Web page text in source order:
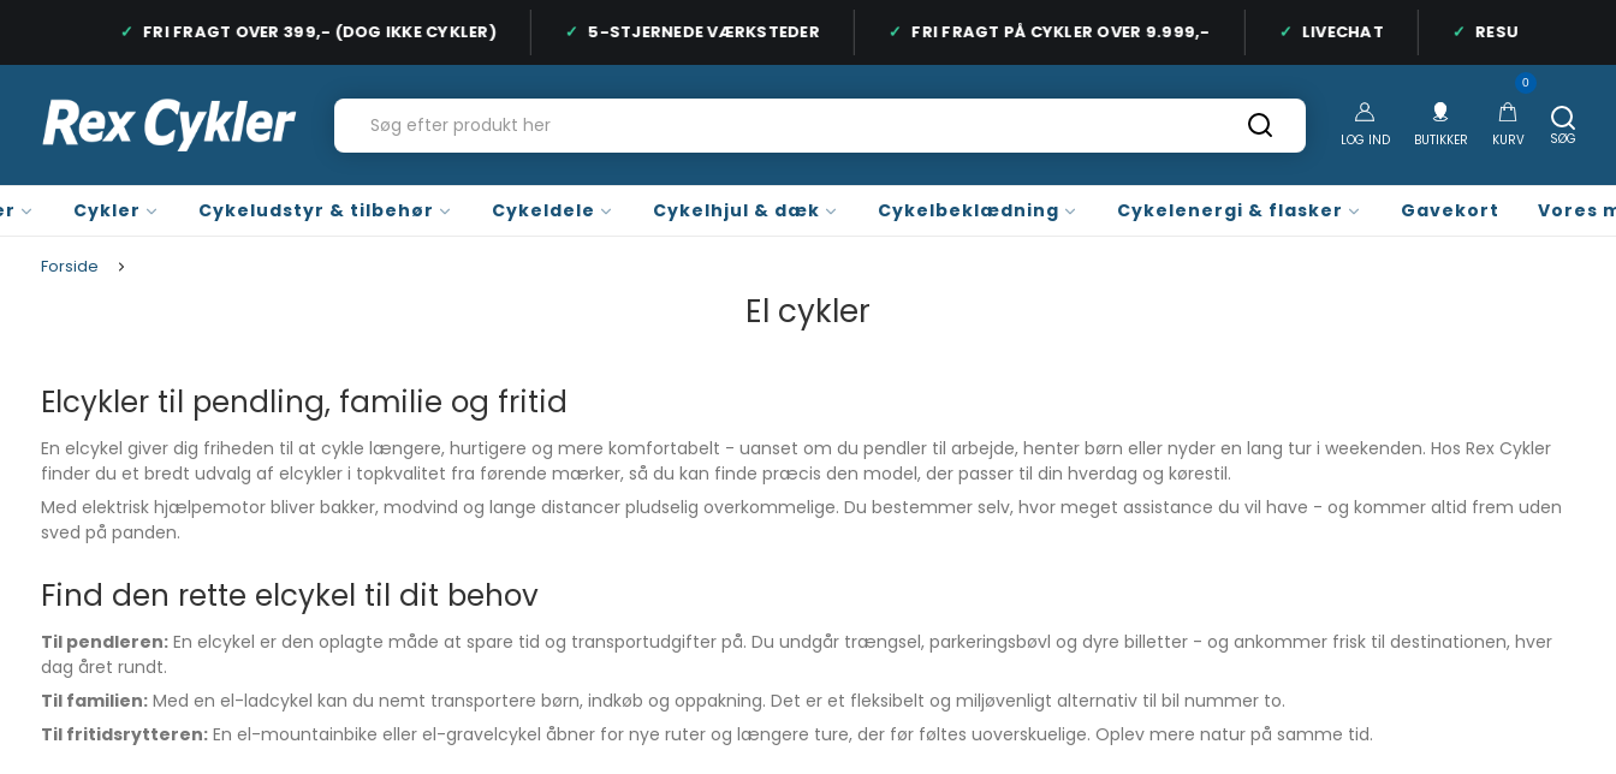
FRI FRAGT OVER 399,- (DOG IKKE CYKLER) 5-STJERNEDE VÆRKSTEDER FRI FRAGT PÅ CYKLER OVER 9.999,- LIVECHAT RESURS BANK LÅN
LOG IND BUTIKKER KURV
0
SØG
Cykler Cykeludstyr & tilbehør Cykeldele Cykelhjul & dæk Cykelbeklædning Cykelenergi & flasker Gavekort Vores
HURTIG LEVERING, 1-2 HVERDAGE FRI FRAGT PÅ ORDRE OVER 899 KR. / CYKLER OVER 9.999 KR. 3 BUTIKKER PÅ SJÆLLAND +45 77 66 00 10 ALLE HVERDAGE 9.30-17.30
Forside
El cykler
Elcykler til pendling, familie og fritid
En elcykel giver dig friheden til at cykle længere, hurtigere og mere komfortabelt - uanset om du pendler til arbejde, henter børn eller nyder en lang tur i weekenden. Hos Rex Cykler
finder du et bredt udvalg af elcykler i topkvalitet fra førende mærker, så du kan finde præcis den model, der passer til din hverdag og kørestil.
Med elektrisk hjælpemotor bliver bakker, modvind og lange distancer pludselig overkommelige. Du bestemmer selv, hvor meget assistance du vil have - og kommer altid frem uden
sved på panden.
Find den rette elcykel til dit behov
Til pendleren:En elcykel er den oplagte måde at spare tid og transportudgifter på. Du undgår trængsel, parkeringsbøvl og dyre billetter - og ankommer frisk til destinationen, hver
dag året rundt.
Til familien:Med en el-ladcykel kan du nemt transportere børn, indkøb og oppakning. Det er et fleksibelt og miljøvenligt alternativ til bil nummer to.
Til fritidsrytteren:En el-mountainbike eller el-gravelcykel åbner for nye ruter og længere ture, der før føltes uoverskuelige. Oplev mere natur på samme tid.